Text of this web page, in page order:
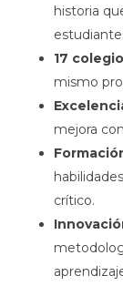
historia
17
mismo
mejora
crítico.